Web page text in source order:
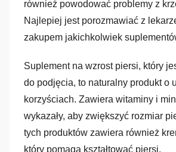
również powodować problemy z
Najlepiej jest porozmawiać z
zakupem jakichkolwiek
Suplement na wzrost piersi, który
do podjęcia, to naturalny produkt o
korzyściach. Zawiera witaminy i
wykazały, aby zwiększyć rozmiar
tych produktów zawiera również
który pomaga kształtować piersi.